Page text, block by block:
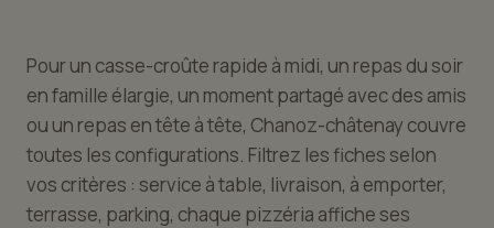
Pour un casse-croûte rapide à midi, un repas du soir
en famille élargie, un moment partagé avec des amis
ou un repas en tête à tête, Chanoz-châtenay couvre
toutes les configurations. Filtrez les fiches selon
vos critères : service à table, livraison, à emporter,
terrasse, parking, chaque pizzéria affiche ses